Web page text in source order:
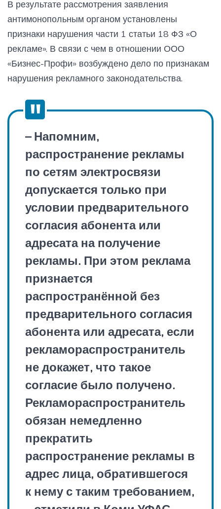
В результате рассмотрения заявления
антимонопольным органом установлены
признаки нарушения части 1 статьи 18 ФЗ «О
рекламе». В связи с чем в отношении ООО
«Бизнес-Профи» возбуждено дело по признакам
нарушения рекламного законодательства.
– Напомним,
распространение рекламы
по сетям электросвязи
допускается только при
условии предварительного
согласия абонента или
адресата на получение
рекламы. При этом реклама
признается
распространённой без
предварительного согласия
абонента или адресата, если
рекламораспространитель
не докажет, что такое
согласие было получено.
Рекламораспространитель
обязан немедленно
прекратить
распространение рекламы в
адрес лица, обратившегося
к нему с таким требованием,